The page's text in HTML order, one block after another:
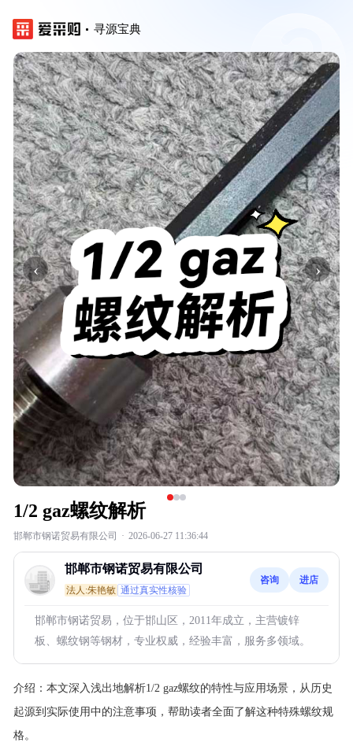
寻源宝典
‹ ›
1/2 gaz螺纹解析
邯郸市钢诺贸易有限公司 · 2026-06-27 11:36:44
邯郸市钢诺贸易有限公司
法人:朱艳敏 通过真实性核验
咨询 进店
邯郸市钢诺贸易，位于邯山区，2011年成立，主营镀锌
板、螺纹钢等钢材，专业权威，经验丰富，服务多领域。
介绍： 本文深入浅出地解析1/2 gaz螺纹的特性与应用场景，从历史
起源到实际使用中的注意事项，帮助读者全面了解这种特殊螺纹规
格。